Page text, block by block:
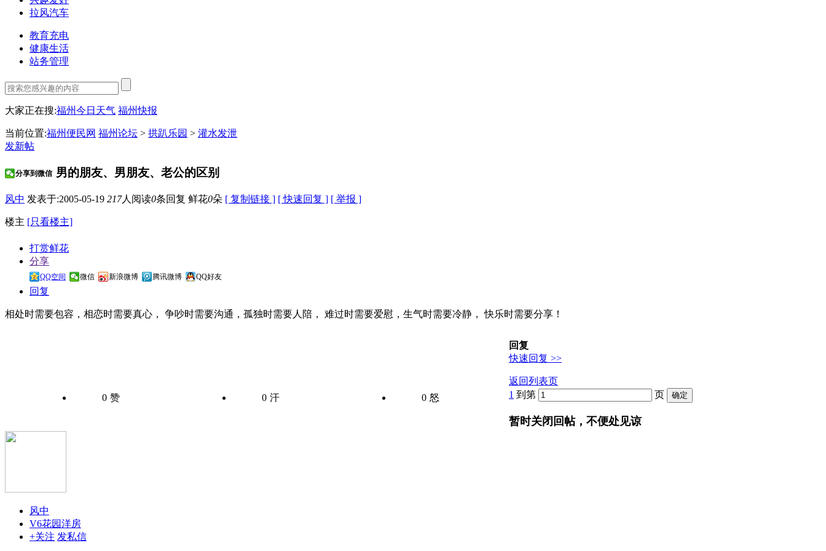
拉风汽车
教育充电
健康生活
站务管理
大家正在搜:福州今日天气 福州快报
当前位置:福州便民网 福州论坛 > 拱趴乐园 > 灌水发泄
发新帖
男的朋友、男朋友、老公的区别
分享到微信
风中 发表于:2005-05-19 217人阅读0条回复 鲜花0朵 [ 复制链接 ] [ 快速回复 ] [ 举报 ]
楼主 [只看楼主]
打赏鲜花
分享
QQ空间 微信 新浪微博 腾讯微博 QQ好友
回复
相处时需要包容，相恋时需要真心， 争吵时需要沟通，孤独时需要人陪， 难过时需要爱慰，生气时需要冷静， 快乐时需要分享！
0 赞 0 汗 0 怒
回复
快速回复 >>
返回列表页
1 到第 页
暂时关闭回帖，不便处见谅
风中
V6花园洋房
+关注 发私信